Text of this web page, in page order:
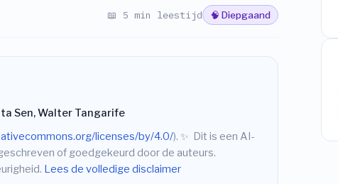
📖 5 min leestijd 🧠 Diepgaand
Sen, Walter Tangarife
licenses/by/4.0/). ✨ Dit is een AI-
of goedgekeurd door de auteurs.
Lees de volledige disclaimer